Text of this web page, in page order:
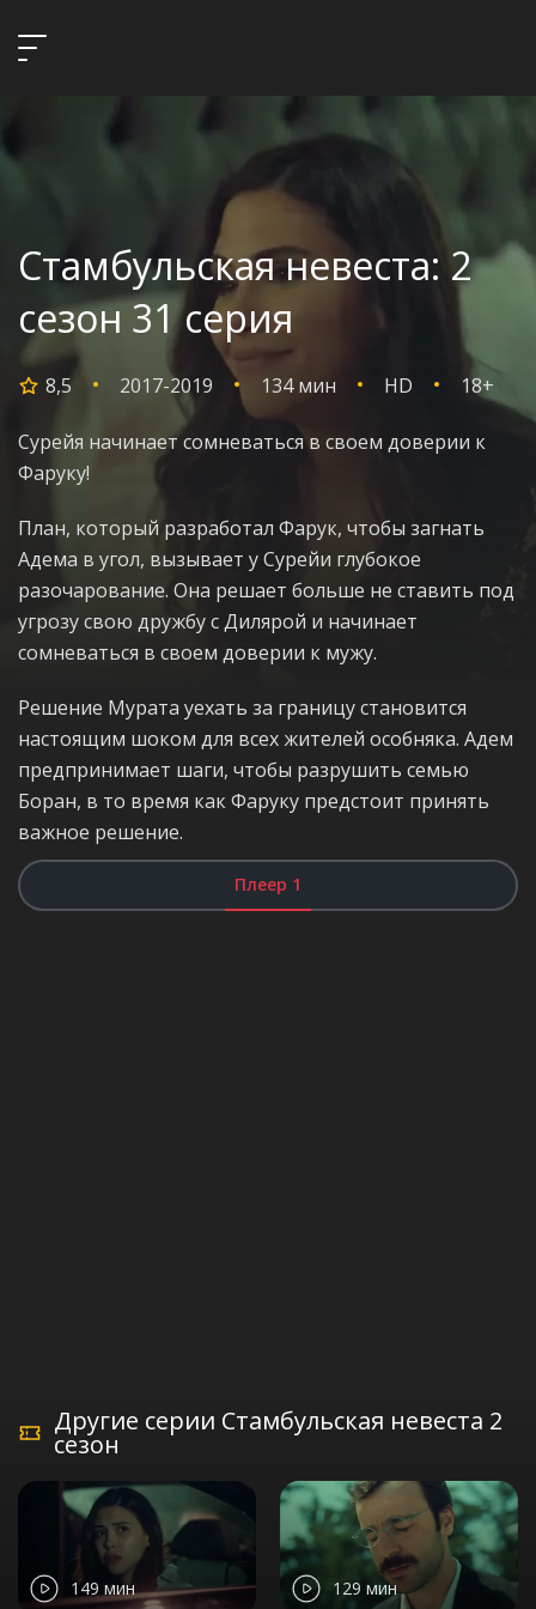
Стамбульская невеста: 2
сезон 31 серия
8,5 2017-2019 134 мин HD 18+
Сурейя начинает сомневаться в своем доверии к
Фаруку!
План, который разработал Фарук, чтобы загнать
Адема в угол, вызывает у Сурейи глубокое
разочарование. Она решает больше не ставить под
угрозу свою дружбу с Дилярой и начинает
сомневаться в своем доверии к мужу.
Решение Мурата уехать за границу становится
настоящим шоком для всех жителей особняка. Адем
предпринимает шаги, чтобы разрушить семью
Боран, в то время как Фаруку предстоит принять
важное решение.
Плеер 1
Другие серии Стамбульская невеста 2
сезон
149 мин 129 мин